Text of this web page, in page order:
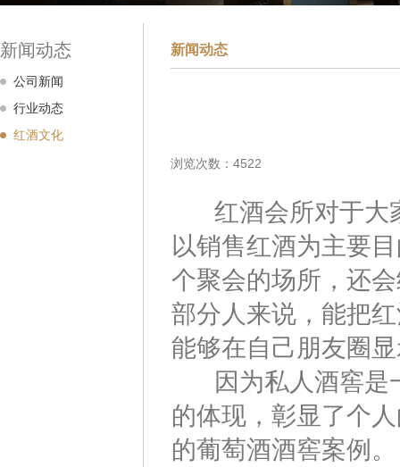
新闻动态
公司新闻
行业动态
红酒文化
新闻动态
浏览次数：4522
红酒会所对于大
以销售红酒为主要
个聚会的场所，还
部分人来说，能把
能够在自己朋友圈
因为私人酒窖是
的体现，彰显了个
的葡萄酒酒窖案例。